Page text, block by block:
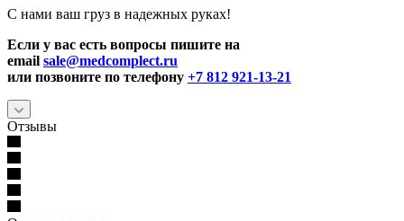
С нами ваш груз в надежных руках!
Если у вас есть вопросы пишите на
email sale@medcomplect.ru
или позвоните по телефону +7 812 921-13-21
Отзывы